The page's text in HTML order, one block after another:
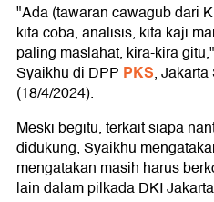
"Ada (tawaran cawagub dari
kita coba, analisis, kita kaji
paling maslahat, kira-kira
Syaikhu di DPP PKS,
(18/4/2024).
Meski begitu, terkait siapa
didukung, Syaikhu
mengatakan masih harus
lain dalam pilkada DKI